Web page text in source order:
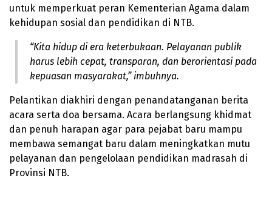
untuk memperkuat peran Kementerian Agama dalam
kehidupan sosial dan pendidikan di NTB.
“Kita hidup di era keterbukaan. Pelayanan publik
harus lebih cepat, transparan, dan berorientasi pada
kepuasan masyarakat,” imbuhnya.
Pelantikan diakhiri dengan penandatanganan berita
acara serta doa bersama. Acara berlangsung khidmat
dan penuh harapan agar para pejabat baru mampu
membawa semangat baru dalam meningkatkan mutu
pelayanan dan pengelolaan pendidikan madrasah di
Provinsi NTB.